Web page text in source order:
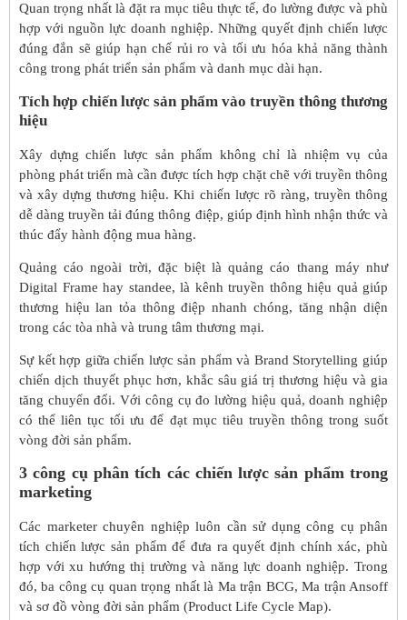
Quan trọng nhất là đặt ra mục tiêu thực tế, đo lường được và phù
hợp với nguồn lực doanh nghiệp. Những quyết định chiến lược
đúng đắn sẽ giúp hạn chế rủi ro và tối ưu hóa khả năng thành
công trong phát triển sản phẩm và danh mục dài hạn.
Tích hợp chiến lược sản phẩm vào truyền thông thương
hiệu
Xây dựng chiến lược sản phẩm không chỉ là nhiệm vụ của
phòng phát triển mà cần được tích hợp chặt chẽ với truyền thông
và xây dựng thương hiệu. Khi chiến lược rõ ràng, truyền thông
dễ dàng truyền tải đúng thông điệp, giúp định hình nhận thức và
thúc đẩy hành động mua hàng.
Quảng cáo ngoài trời, đặc biệt là quảng cáo thang máy như
Digital Frame hay standee, là kênh truyền thông hiệu quả giúp
thương hiệu lan tỏa thông điệp nhanh chóng, tăng nhận diện
trong các tòa nhà và trung tâm thương mại.
Sự kết hợp giữa chiến lược sản phẩm và Brand Storytelling giúp
chiến dịch thuyết phục hơn, khắc sâu giá trị thương hiệu và gia
tăng chuyển đổi. Với công cụ đo lường hiệu quả, doanh nghiệp
có thể liên tục tối ưu để đạt mục tiêu truyền thông trong suốt
vòng đời sản phẩm.
3 công cụ phân tích các chiến lược sản phẩm trong
marketing
Các marketer chuyên nghiệp luôn cần sử dụng công cụ phân
tích chiến lược sản phẩm để đưa ra quyết định chính xác, phù
hợp với xu hướng thị trường và năng lực doanh nghiệp. Trong
đó, ba công cụ quan trọng nhất là Ma trận BCG, Ma trận Ansoff
và sơ đồ vòng đời sản phẩm (Product Life Cycle Map).